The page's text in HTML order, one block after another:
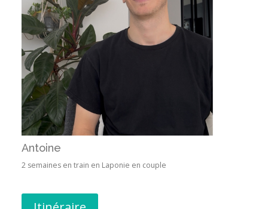
Antoine
2 semaines en train en Laponie en couple